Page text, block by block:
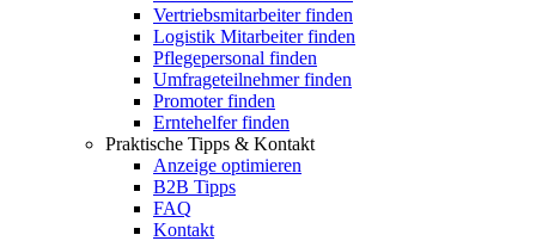
Vertriebsmitarbeiter finden
Logistik Mitarbeiter finden
Pflegepersonal finden
Umfrageteilnehmer finden
Promoter finden
Erntehelfer finden
Praktische Tipps & Kontakt
Anzeige optimieren
B2B Tipps
FAQ
Kontakt